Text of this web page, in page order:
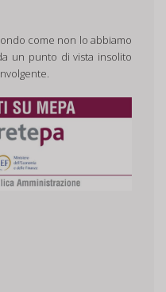
come non lo abbiamo
un punto di vista insolito